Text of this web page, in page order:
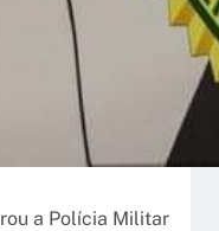
a Polícia Militar